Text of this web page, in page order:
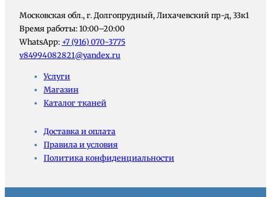
Московская обл., г. Долгопрудный, Лихачевский пр-д, 33к1
Время работы: 10:00–20:00
WhatsApp: +7 (916) 070-3775
v84994082821@yandex.ru
Услуги
Магазин
Каталог тканей
Доставка и оплата
Правила и условия
Политика конфиденциальности